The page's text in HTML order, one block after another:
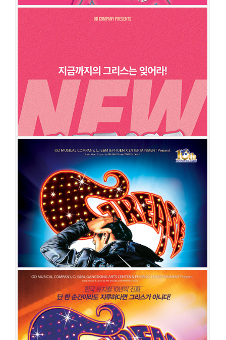
공연일시
2019-11-26 ~ 2020-02-02
공연장
디큐브아트센터 디큐브씨어터
서경수 김태오정대현양서윤한재아박광선임정모허혜진
황우림기세중 이석준김이담이상운이우종배나라 김이후정수지
은
이상아정예주임기홍김대종김현숙이선덕이동욱길하은
정현지
김병영최희재이두령이성은 강민성 김민선최윤호전하영
공연일시
2019-04-30 ~ 2019-08-11
공연장
디큐브아트센터 디큐브씨어터
출연진
서경수 김태오 정세운양서윤한재아박광선
허혜진
황우림기세중 이석준 김이후정수지김이담이상운 이가은
이우